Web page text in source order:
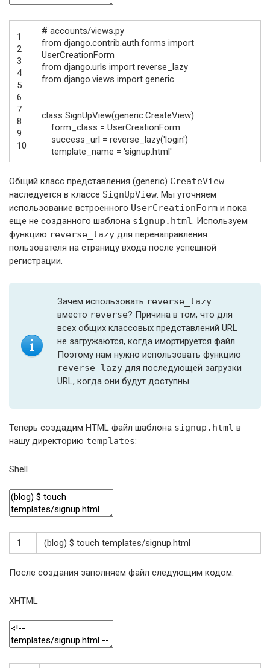
1
2
3
4
5
6
7
8
9
10
# accounts/views.py
from django.contrib.auth.forms import
UserCreationForm
from django.urls import reverse_lazy
from django.views import generic
class SignUpView(generic.CreateView):
form_class = UserCreationForm
success_url = reverse_lazy('login')
template_name = 'signup.html'
Общий класс представления (generic) CreateView
наследуется в классе SignUpView. Мы уточняем
использование встроенного UserCreationForm и пока
еще не созданного шаблона signup.html. Используем
функцию reverse_lazy для перенаправления
пользователя на страницу входа после успешной
регистрации.
Зачем использовать reverse_lazy
вместо reverse? Причина в том, что для
всех общих классовых представлений URL
не загружаются, когда имортируется файл.
Поэтому нам нужно использовать функцию
reverse_lazy для последующей загрузки
URL, когда они будут доступны.
Теперь создадим HTML файл шаблона signup.html в
нашу директорию templates:
Shell
1 (blog) $ touch templates/signup .html
После создания заполняем файл следующим кодом:
XHTML